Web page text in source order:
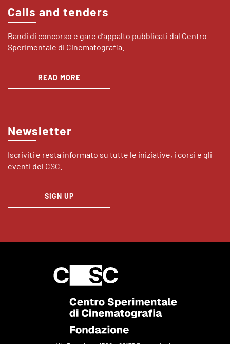
Calls and tenders
Bandi di concorso e gare d’appalto pubblicati dal Centro
Sperimentale di Cinematografia.
READ MORE
Newsletter
Iscriviti e resta informato su tutte le iniziative, i corsi e gli
eventi del CSC.
SIGN UP